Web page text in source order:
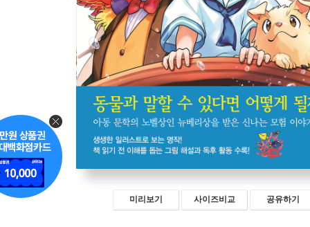
미리보기 사이즈비교 공유하기